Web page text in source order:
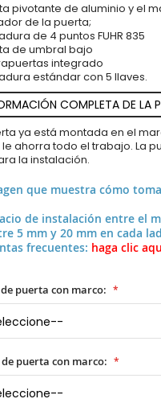
PIVOT Glass S15 -
pivotante de aluminio y el
de la puerta;
de 4 puntos FUHR 835
de umbral bajo
integrado
estándar con 5 llaves.
COMPLETA DE LA
ya está montada en el
le ahorra todo el trabajo. La
la instalación.
que muestra cómo
de instalación entre el
5 mm y 20 mm en cada
frecuentes: haga clic
puerta con marco:
puerta con marco: